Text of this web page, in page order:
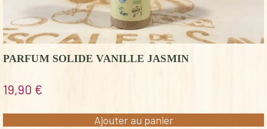
PARFUM SOLIDE VANILLE JASMIN
19,90 €
Ajouter au panier